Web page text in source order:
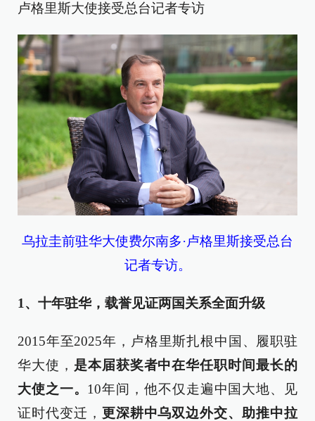
卢格里斯大使接受总台记者专访
乌拉圭前驻华大使费尔南多·卢格里斯接受总台
记者专访。
1、十年驻华，载誉见证两国关系全面升级
2015年至2025年，卢格里斯扎根中国、履职驻
华大使， 是本届获奖者中在华任职时间最长的
大使之一。 10年间，他不仅走遍中国大地、见
证时代变迁， 更深耕中乌双边外交、助推中拉